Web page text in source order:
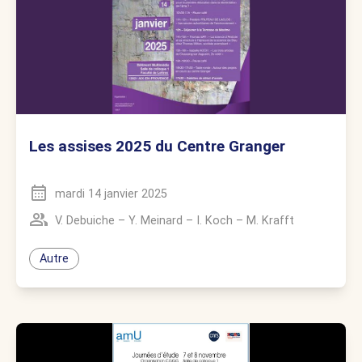
Les assises 2025 du Centre Granger
mardi 14 janvier 2025
V. Debuiche – Y. Meinard – I. Koch – M. Krafft
Autre